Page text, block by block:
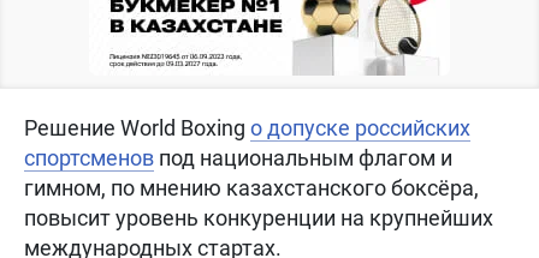
Решение World Boxing о допуске российских
спортсменов под национальным флагом и
гимном, по мнению казахстанского боксёра,
повысит уровень конкуренции на крупнейших
международных стартах.